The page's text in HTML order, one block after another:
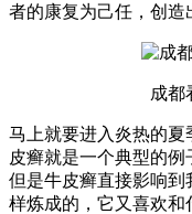
者的康复为己任，创造
成都
马上就要进入炎热的
皮癣就是一个典型的例
但是牛皮癣直接影响
样炼成的，它又喜欢